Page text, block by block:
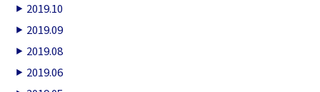
2019.10
2019.09
2019.08
2019.06